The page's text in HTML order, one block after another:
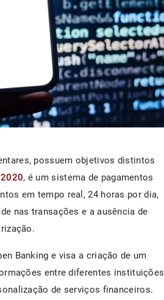
possuem objetivos distintos
, é um sistema de pagamentos
em tempo real, 24 horas por dia,
nas transações e a ausência de
Banking e visa a criação de um
entre diferentes instituições
de serviços financeiros.